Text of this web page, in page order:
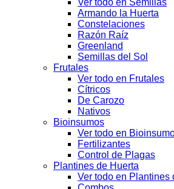
Ver todo en Semillas
Armando la Huerta
Constelaciones
Razón Raíz
Greenland
Semillas del Sol
Frutales
Ver todo en Frutales
Cítricos
De Carozo
Nativos
Bioinsumos
Ver todo en
Fertilizantes
Control de Plagas
Plantines de Huerta
Ver todo en Plantines